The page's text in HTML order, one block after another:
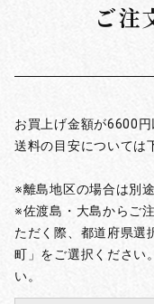
ご注
お買上げ金額が6600円
送料の目安については
※離島地区の場合は別
※佐渡島・大島からご
ただく際、都道府県選
町」をご選択ください
い。